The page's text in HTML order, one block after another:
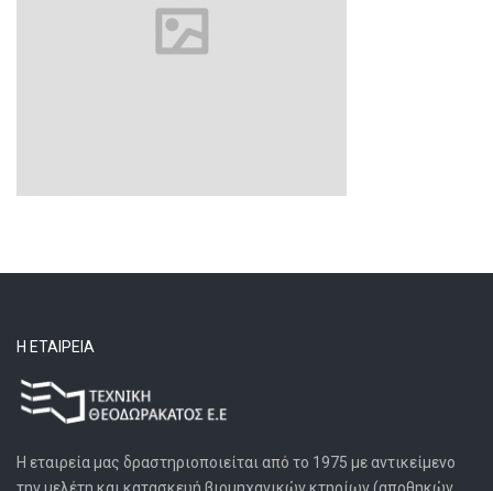
Η ΕΤΑΙΡΕΊΑ
Η εταιρεία μας δραστηριοποιείται από το 1975 με αντικείμενο
την μελέτη και κατασκευή βιομηχανικών κτηρίων (αποθηκών,